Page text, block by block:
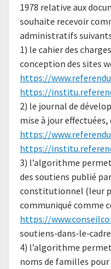
1978 relative aux
souhaite recevoir
administratifs
1) le cahier des
conception des sites
https://
https://
2) le journal de
mise à jour effectuées,
https://
https://
3) l’algorithme
des soutiens publié
constitutionnel (leur
communiqué comme
https://
4) l’algorithme
noms de familles pour